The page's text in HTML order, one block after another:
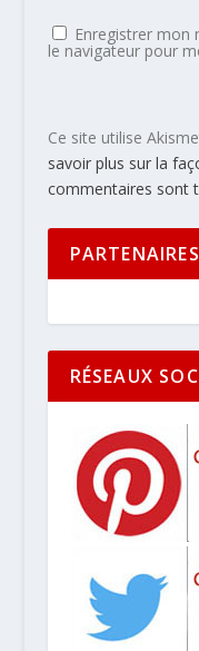
Enregistrer mon
le navigateur pour
Ce site utilise
savoir plus sur la
commentaires sont
PARTENAIRES
RÉSEAUX